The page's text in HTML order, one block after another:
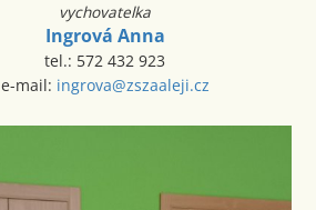
vychovatelka
Ingrová Anna
tel.: 572 432 923
e-mail: ingrova@zszaaleji.cz